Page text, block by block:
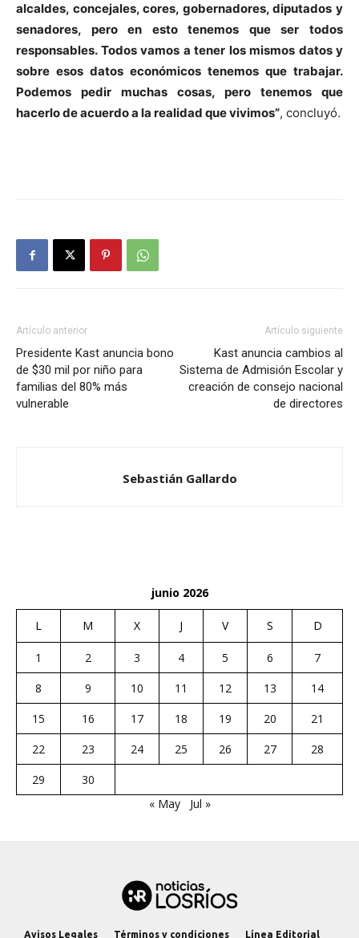
alcaldes, concejales, cores, gobernadores, diputados y
senadores, pero en esto tenemos que ser todos
responsables. Todos vamos a tener los mismos datos y
sobre esos datos económicos tenemos que trabajar.
Podemos pedir muchas cosas, pero tenemos que
hacerlo de acuerdo a la realidad que vivimos”, concluyó.
Artículo anterior
Presidente Kast anuncia bono
de $30 mil por niño para
familias del 80% más
vulnerable
Artículo siguiente
Kast anuncia cambios al
Sistema de Admisión Escolar y
creación de consejo nacional
de directores
Sebastián Gallardo
junio 2026
L M X J V S D
1 2 3 4 5 6
7
8
9 10 11 12 13
14
15
16 17 18 19 20
21
22
23 24 25 26 27
28
29
30
« May
Jul »
Avisos Legales Términos y condiciones Línea Editorial